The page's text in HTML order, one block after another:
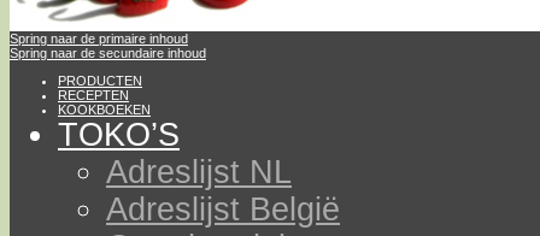
Spring naar de primaire inhoud
Spring naar de secundaire inhoud
PRODUCTEN
RECEPTEN
KOOKBOEKEN
TOKO’S
Adreslijst NL
Adreslijst België